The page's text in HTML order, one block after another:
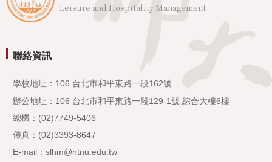
Leisure and Hospitality Management
聯絡資訊
學校地址：106 台北市和平東路一段162號
辦公地址：106 台北市和平東路一段129-1號 綜合大樓6樓
總機：(02)7749-5406
傳真：(02)3393-8647
E-mail：slhm@ntnu.edu.tw